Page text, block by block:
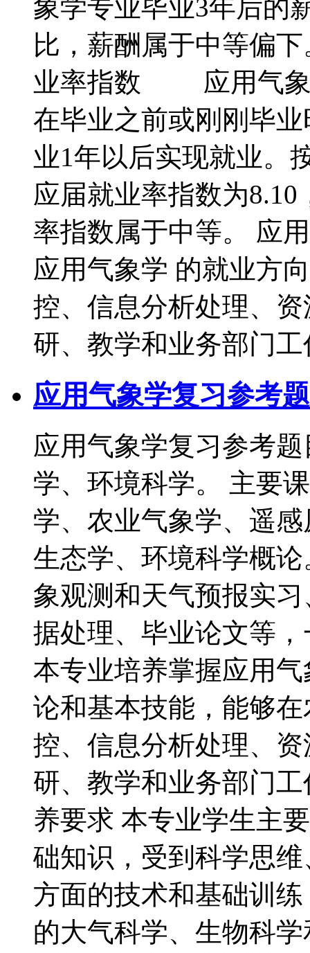
象学专业毕业3年后的
比，薪酬属于中等
业率指数 应用气象
在毕业之前或刚刚毕
业1年以后实现就业。
应届就业率指数为
率指数属于中等。
应用气象学 的就业方
控、信息分析处理、
研、教学和业务部门工
应用气象学复习参考
应用气象学复习参考
学、环境科学。 主要
学、农业气象学、遥
生态学、环境科学概
象观测和天气预报实
据处理、毕业论文等
本专业培养掌握应用
论和基本技能，能够
控、信息分析处理、
研、教学和业务部门
养要求 本专业学生主
础知识，受到科学思
方面的技术和基础训
的大气科学、生物科